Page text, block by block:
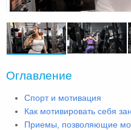
Оглавление
Спорт и мотивация
Как мотивировать себя
Приемы, позволяющие